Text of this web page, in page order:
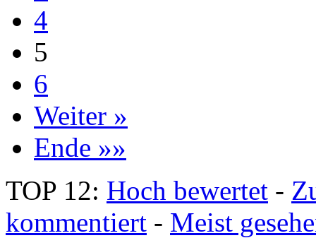
4
5
6
Weiter »
Ende »»
TOP 12: Hoch bewertet -
kommentiert - Meist